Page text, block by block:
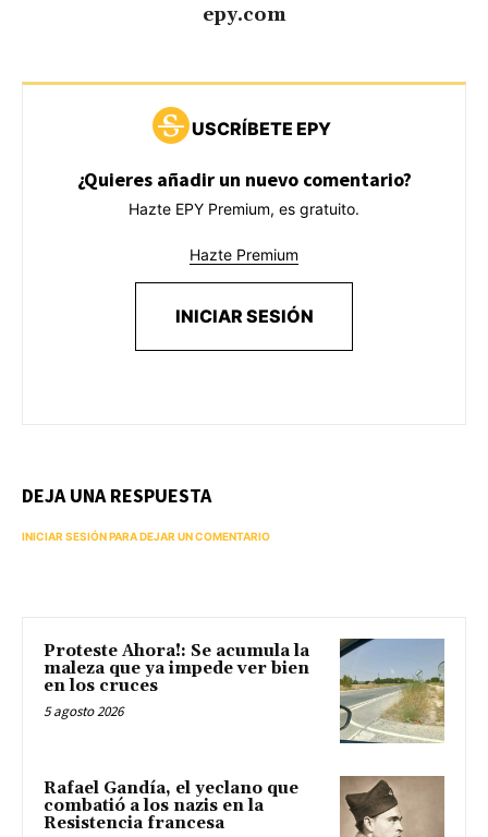
epy.com
USCRÍBETE EPY
¿Quieres añadir un nuevo comentario?
Hazte EPY Premium, es gratuito.
Hazte Premium
INICIAR SESIÓN
DEJA UNA RESPUESTA
INICIAR SESIÓN PARA DEJAR UN COMENTARIO
Proteste Ahora!: Se acumula la
maleza que ya impede ver bien
en los cruces
5 agosto 2026
Rafael Gandía, el yeclano que
combatió a los nazis en la
Resistencia francesa